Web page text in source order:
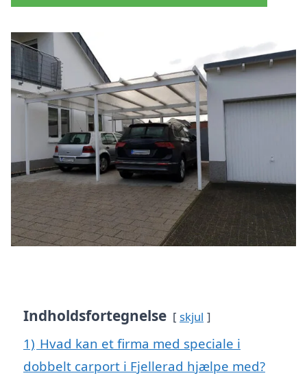
Indholdsfortegnelse skjul
1) Hvad kan et firma med speciale i
dobbelt carport i Fjellerad hjælpe med?